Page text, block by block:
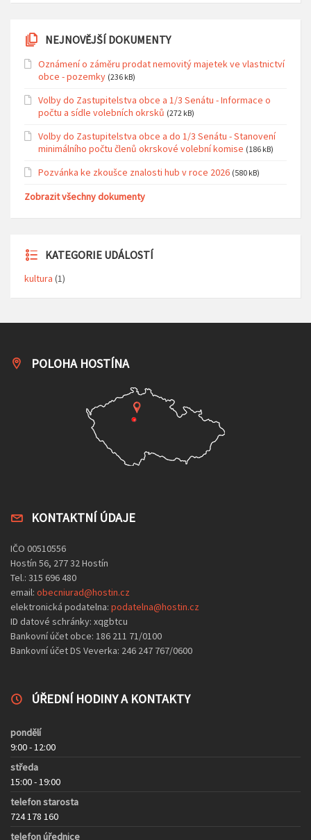
NEJNOVĚJŠÍ DOKUMENTY
Oznámení o záměru prodat nemovitý majetek ve vlastnictví
obce - pozemky (236 kB)
Volby do Zastupitelstva obce a 1/3 Senátu - Informace o
počtu a sídle volebních okrsků (272 kB)
Volby do Zastupitelstva obce a do 1/3 Senátu - Stanovení
minimálního počtu členů okrskové volební komise (186 kB)
Pozvánka ke zkoušce znalosti hub v roce 2026 (580 kB)
Zobrazit všechny dokumenty
KATEGORIE UDÁLOSTÍ
kultura (1)
POLOHA HOSTÍNA
KONTAKTNÍ ÚDAJE
IČO 00510556
Hostín 56, 277 32 Hostín
Tel.: 315 696 480
email: obecniurad@hostin.cz
elektronická podatelna: podatelna@hostin.cz
ID datové schránky: xqgbtcu
Bankovní účet obce: 186 211 71/0100
Bankovní účet DS Veverka: 246 247 767/0600
ÚŘEDNÍ HODINY A KONTAKTY
pondělí
9:00 - 12:00
středa
15:00 - 19:00
telefon starosta
724 178 160
telefon úřednice